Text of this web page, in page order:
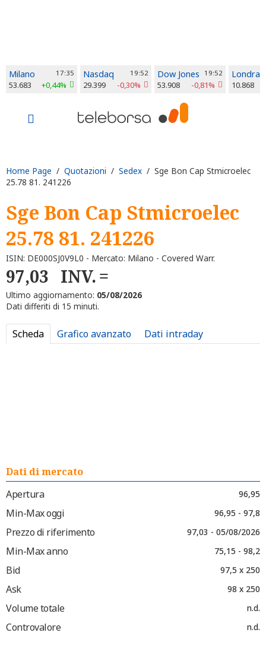
Milano 17:35
53.683 +0,44%
Nasdaq 19:52
29.399 -0,30%
Dow Jones 19:52
53.908 -0,81%
Londra
10.868
Home Page / Quotazioni / Sedex / Sge Bon Cap Stmicroelec
25.78 81. 241226
Sge Bon Cap Stmicroelec
25.78 81. 241226
ISIN: DE000SJ0V9L0 - Mercato: Milano - Covered Warr.
97,03 INV.
Ultimo aggiornamento: 05/08/2026
Dati differiti di 15 minuti.
Scheda Grafico avanzato Dati intraday
Dati di mercato
Apertura
96,95
Min-Max oggi 96,95 - 97,8
Prezzo di riferimento 97,03 - 05/08/2026
Min-Max anno 75,15 - 98,2
Bid 97,5 x 250
Ask 98 x 250
Volume totale n.d.
Controvalore n.d.